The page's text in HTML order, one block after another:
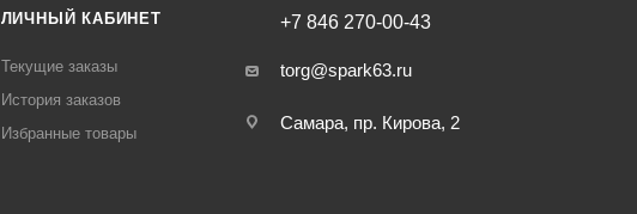
ЛИЧНЫЙ КАБИНЕТ
Текущие заказы
История заказов
Избранные товары
+7 846 270-00-43
torg@spark63.ru
Самара, пр. Кирова, 2